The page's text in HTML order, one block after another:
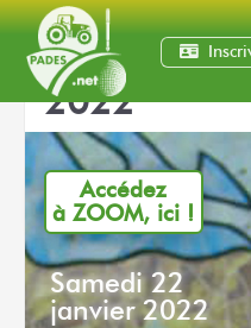
2022
Accédez
à ZOOM, ici !
Samedi 22
janvier 2022